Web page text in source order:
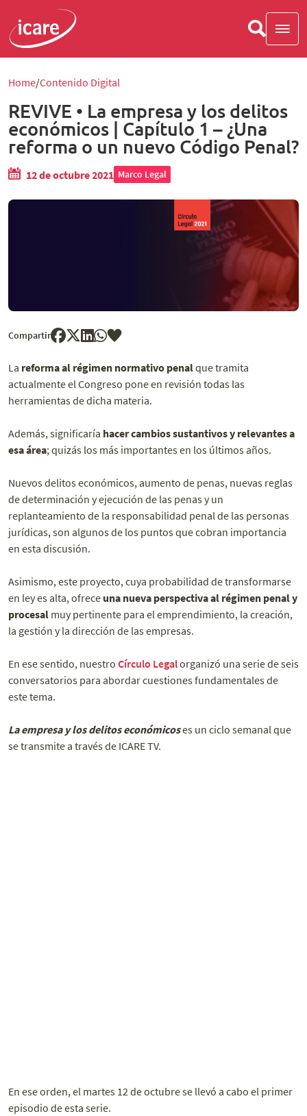
Home Contenido Digital
REVIVE • La empresa y los delitos
económicos | Capítulo 1 – ¿Una
reforma o un nuevo Código Penal?
12 de octubre 2021 Marco Legal
Compartir
La reforma al régimen normativo penalque tramita
actualmente el Congreso pone en revisión todas las
herramientas de dicha materia.
Además, significaría hacer cambios sustantivos y relevantes a
esa área; quizás los más importantes en los últimos años.
Nuevos delitos económicos, aumento de penas, nuevas reglas
de determinación y ejecución de las penas y un
replanteamiento de la responsabilidad penal de las personas
jurídicas, son algunos de los puntos que cobran importancia
en esta discusión.
Asimismo, este proyecto, cuya probabilidad de transformarse
en ley es alta, ofrece una nueva perspectiva al régimen penal y
procesal muy pertinente para el emprendimiento, la creación,
la gestión y la dirección de las empresas.
En ese sentido, nuestro Círculo Legalorganizó una serie de seis
conversatorios para abordar cuestiones fundamentales de
este tema.
La empresa y los delitos económicoses un ciclo semanal que
se transmite a través de ICARE TV.
En ese orden, el martes 12 de octubre se llevó a cabo el primer
episodio de esta serie.